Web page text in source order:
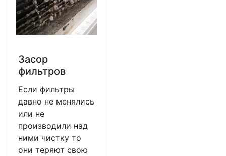
Засор
фильтров
Если фильтры
давно не менялись
или не
производили над
ними чистку то
они теряют свою